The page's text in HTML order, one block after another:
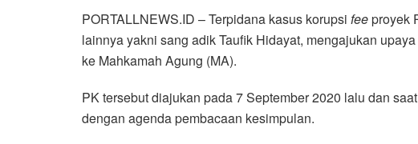
PORTALLNEWS.ID – Terpidana kasus korupsi feeproyek
lainnya yakni sang adik Taufik Hidayat, mengajukan
ke Mahkamah Agung (MA).
PK tersebut diajukan pada 7 September 2020 lalu dan
dengan agenda pembacaan kesimpulan.